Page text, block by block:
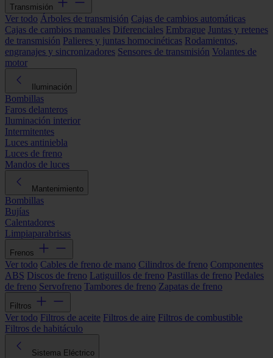
Transmisión
Ver todo Árboles de transmisión Cajas de cambios automáticas
Cajas de cambios manuales Diferenciales Embrague Juntas y retenes
de transmisión Palieres y juntas homocinéticas Rodamientos,
engranajes y sincronizadores Sensores de transmisión Volantes de
motor
Iluminación
Bombillas
Faros delanteros
Iluminación interior
Intermitentes
Luces antiniebla
Luces de freno
Mandos de luces
Mantenimiento
Bombillas
Bujías
Calentadores
Limpiaparabrisas
Frenos
Ver todo Cables de freno de mano Cilindros de freno Componentes
ABS Discos de freno Latiguillos de freno Pastillas de freno Pedales
de freno Servofreno Tambores de freno Zapatas de freno
Filtros
Ver todo Filtros de aceite Filtros de aire Filtros de combustible
Filtros de habitáculo
Sistema Eléctrico